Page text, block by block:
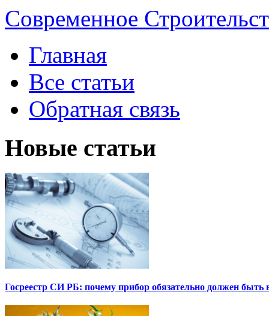
Современное
Главная
Все статьи
Обратная связь
Новые статьи
Госреестр СИ РБ: почему прибор обязательно должен быть